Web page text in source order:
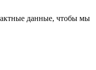
данные, чтобы мы